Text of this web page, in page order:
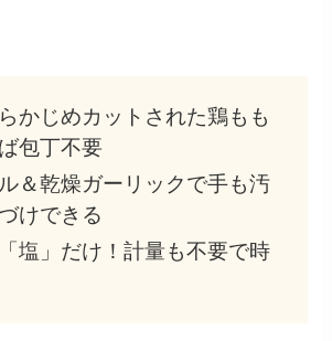
かじめカットされた鶏もも
包丁不要
＆乾燥ガーリックで手も汚
けできる
塩」だけ！計量も不要で時